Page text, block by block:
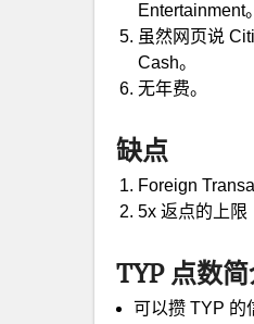
Entertainment。
虽然网页说
Cash。
无年费。
缺点
Foreign
5x 返点的上限
TYP 点数
可以攒 TYP 的